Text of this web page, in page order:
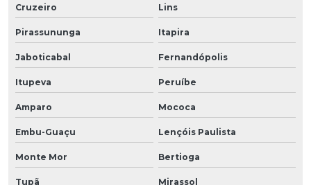
Cruzeiro Lins
Pirassununga Itapira
Jaboticabal Fernandópolis
Itupeva Peruíbe
Amparo Mococa
Embu-Guaçu Lençóis Paulista
Monte Mor Bertioga
Tupã Mirassol